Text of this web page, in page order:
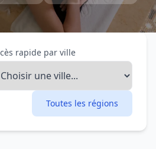
rapide par ville
Toutes les régions